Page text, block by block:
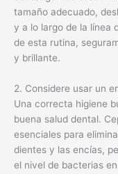
tamaño adecuado,
y a lo largo de la línea
de esta rutina,
y brillante.
2. Considere usar un
Una correcta higiene
buena salud dental.
esenciales para
dientes y las encías,
el nivel de bacterias